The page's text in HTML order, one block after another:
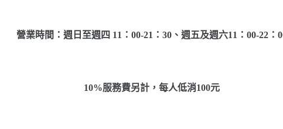
營業時間：週日至週四 11：00-21：30、週五及週六11：00-22：
10%服務費另計，每人低消100元